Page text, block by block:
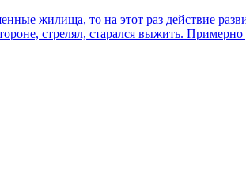
жилища, то на этот раз действие
стрелял, старался выжить.